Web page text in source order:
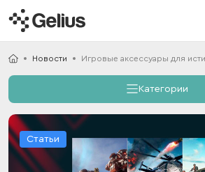
Новости Игровые аксессуары для
Категории
Статьи